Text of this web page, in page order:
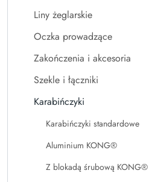
Liny żeglarskie
Oczka prowadzące
Zakończenia i akcesoria
Szekle i łączniki
Karabińczyki
Karabińczyki standardowe
Aluminium KONG®
Z blokadą śrubową KONG®